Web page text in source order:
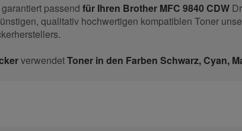
passend für Ihren Brother MFC 9840 CDW
qualitativ hochwertigen kompatiblen Toner
verwendetToner in den Farben Schwarz, Cyan,